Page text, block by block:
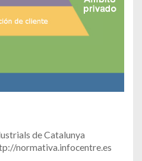
de Catalunya
normativa.infocentre.es